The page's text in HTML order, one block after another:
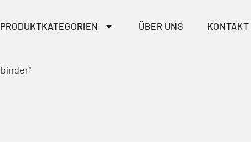
PRODUKTKATEGORIEN ÜBER UNS KONTAKT